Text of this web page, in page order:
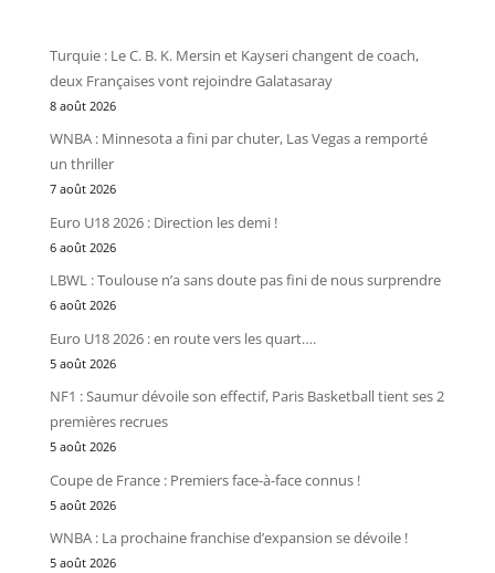
Turquie : Le C. B. K. Mersin et Kayseri changent de coach,
deux Françaises vont rejoindre Galatasaray
8 août 2026
WNBA : Minnesota a fini par chuter, Las Vegas a remporté
un thriller
7 août 2026
Euro U18 2026 : Direction les demi !
6 août 2026
LBWL : Toulouse n’a sans doute pas fini de nous surprendre
6 août 2026
Euro U18 2026 : en route vers les quart….
5 août 2026
NF1 : Saumur dévoile son effectif, Paris Basketball tient ses 2
premières recrues
5 août 2026
Coupe de France : Premiers face-à-face connus !
5 août 2026
WNBA : La prochaine franchise d’expansion se dévoile !
5 août 2026